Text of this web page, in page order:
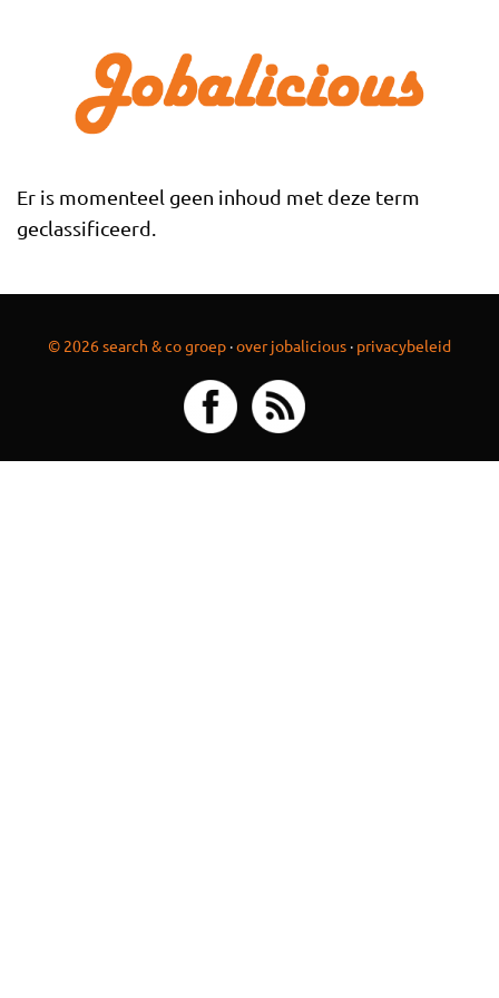
Er is momenteel geen inhoud met deze term
geclassificeerd.
© 2026 search & co groep ·over jobalicious · privacybeleid